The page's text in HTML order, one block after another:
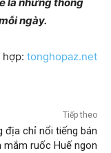
ngày.
hợp: tonghopaz.net
Tiếp theo
địa chỉ nổi tiếng bán
mắm ruốc Huế ngon